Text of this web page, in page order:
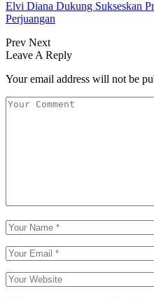
Elvi Diana Dukung Sukseskan
Perjuangan
Prev Next
Leave A Reply
Your email address will not be